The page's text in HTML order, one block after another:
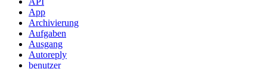
App
Archivierung
Aufgaben
Ausgang
Autoreply
benutzer